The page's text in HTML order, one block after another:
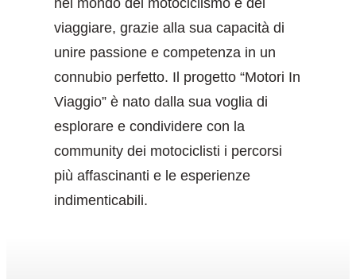
nel mondo del motociclismo e del
viaggiare, grazie alla sua capacità di
unire passione e competenza in un
connubio perfetto. Il progetto “Motori In
Viaggio” è nato dalla sua voglia di
esplorare e condividere con la
community dei motociclisti i percorsi
più affascinanti e le esperienze
indimenticabili.